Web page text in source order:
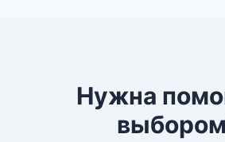
Нужна